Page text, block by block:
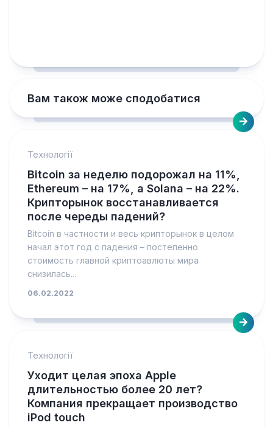
Вам також може сподобатися
Технології
Bitcoin за неделю подорожал на 11%,
Ethereum – на 17%, а Solana – на 22%.
Крипторынок восстанавливается
после череды падений?
Bitcoin в частности и весь крипторынок в целом
начал этот год с падения – постепенно
стоимость главной криптоавлюты мира
снизилась...
06.02.2022
Технології
Уходит целая эпоха Apple
длительностью более 20 лет?
Компания прекращает производство
iPod touch